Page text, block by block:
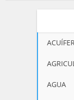
AGUA